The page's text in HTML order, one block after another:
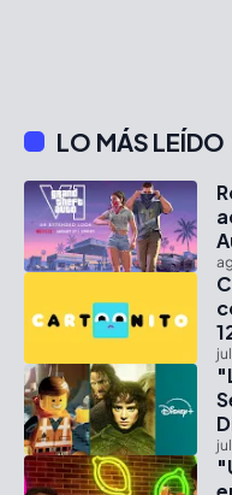
LO MÁS LEÍDO